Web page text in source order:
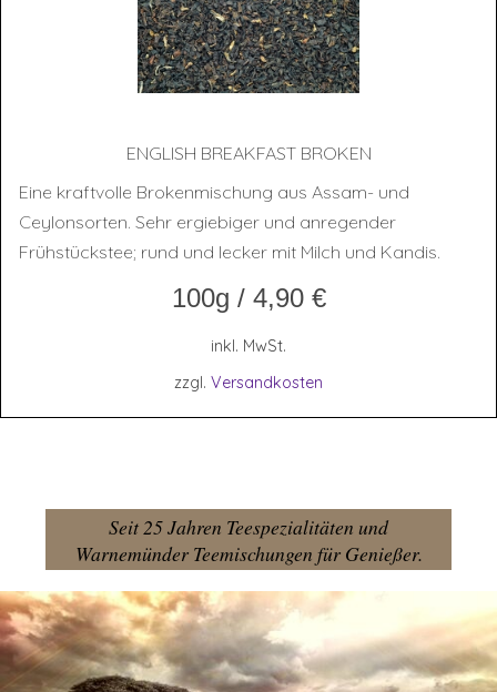
ENG­LISH BREAK­FAST BROKEN
Eine kraftvolle Brokenmischung aus Assam- und
Ceylonsorten. Sehr ergiebiger und anregender
Frühstückstee; rund und lecker mit Milch und Kandis.
100g / 4,90 €
inkl. MwSt.
zzgl. Versandkosten
Seit 25 Jahren Teespezialitäten und
Warnemünder Teemischungen für Genießer.